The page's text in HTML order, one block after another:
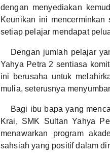
dengan menyediakan
Keunikan ini
setiap pelajar mendapat
Dengan jumlah pelajar
Yahya Petra 2 sentiasa
ini berusaha untuk
mulia, seterusnya
Bagi ibu bapa yang
Krai, SMK Sultan Yahya
menawarkan program
sahsiah yang positif dalam